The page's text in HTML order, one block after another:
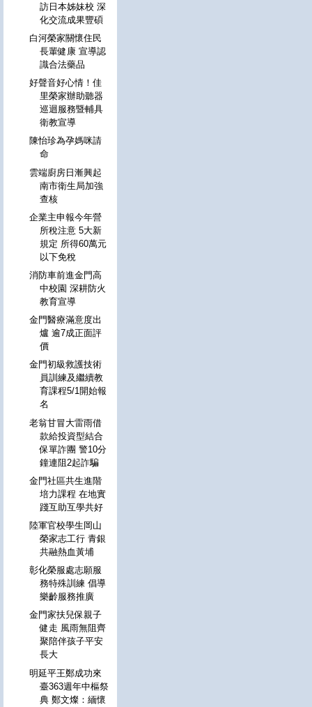
訪日本姊妹校 深
化交流成果豐碩
白河榮家關懷住民
長輩健康 宣導認
識合法藥品
好聲音好心情！佳
里榮家辦助聽器
巡迴服務暨輔具
衛教宣導
陳怡珍為孕媽咪請
命
雲端廚房日漸興起
南市衛生局加強
查核
企業主申報今年營
所稅注意 5大新
規定 所得60萬元
以下免稅
消防車前進金門高
中校園 深耕防火
教育宣導
金門醫療滿意度出
爐 逾7成正面評
價
金門初級救護技術
員訓練及繼續教
育課程5/1開始報
名
老翁甘冒大雷雨借
款給投資型結合
保單詐團 警10分
鐘連阻2起詐騙
金門社區共生進階
培力課程 在地實
踐互助互學共好
陸軍官校學生岡山
榮家志工行 青銀
共融熱血黃埔
彰化榮服處志願服
務特殊訓練 倡導
樂齡服務推廣
金門家扶兒保親子
健走 風雨無阻齊
聚陪伴孩子平安
長大
明延平王鄭成功來
臺363週年中樞祭
典 鄭文燦：緬懷